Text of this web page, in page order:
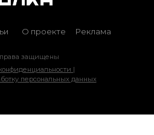
защищены
персональных данных
|
О проекте Реклама